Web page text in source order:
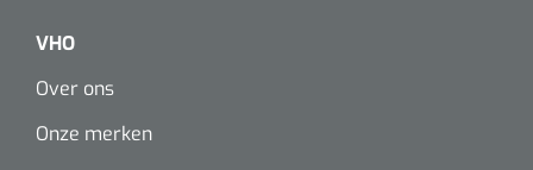
VHO
Over ons
Onze merken